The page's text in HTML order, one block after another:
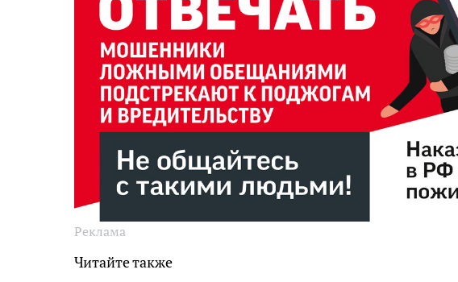
Реклама
Читайте также